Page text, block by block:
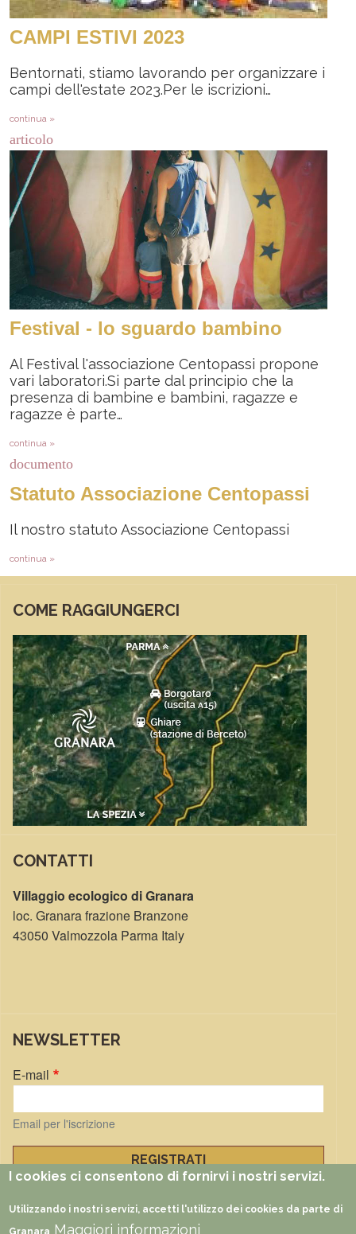
CAMPI ESTIVI 2023
Bentornati, stiamo lavorando per organizzare i
campi dell'estate 2023.Per le iscrizioni…
continua »
articolo
Festival - lo sguardo bambino
Al Festival l'associazione Centopassi propone
vari laboratori.Si parte dal principio che la
presenza di bambine e bambini, ragazze e
ragazze è parte…
continua »
documento
Statuto Associazione Centopassi
Il nostro statuto Associazione Centopassi
continua »
COME RAGGIUNGERCI
CONTATTI
Villaggio ecologico di Granara
loc. Granara frazione Branzone
43050 Valmozzola Parma Italy
NEWSLETTER
E-mail
Email per l'iscrizione
Gestisci iscrizioni
Documenti Foto Video Partners
I cookies ci consentono di fornirvi i nostri servizi.
Utilizzando i nostri servizi, accetti l'utilizzo dei cookies da parte di
Granara Maggiori informazioni